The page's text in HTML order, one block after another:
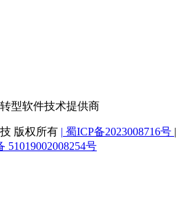
型软件技术提供商
版权所有 | 蜀ICP备2023008716号 |
51019002008254号